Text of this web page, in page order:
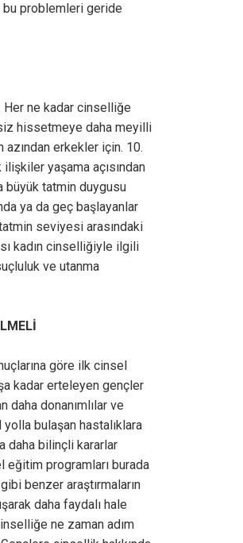
bu problemleri geride
Her ne kadar cinselliğe
hissetmeye daha meyilli
azından erkekler için. 10.
yaşama açısından
tatmin duygusu
ya da geç başlayanlar
seviyesi arasındaki
kadın cinselliğiyle ilgili
ve utanma
göre ilk cinsel
kadar erteleyen gençler
daha donanımlılar ve
bulaşan hastalıklara
daha bilinçli kararlar
programları burada
benzer araştırmaların
daha faydalı hale
ne zaman adım